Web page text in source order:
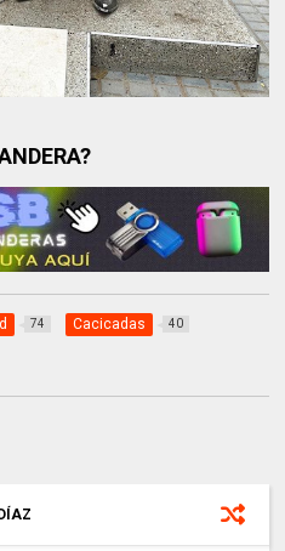
74 Cacicadas 40